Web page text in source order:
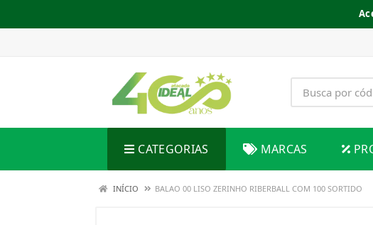
CATEGORIAS MARCAS
INÍCIO BALAO 00 LISO ZERINHO RIBERBALL COM 100 SORTIDO